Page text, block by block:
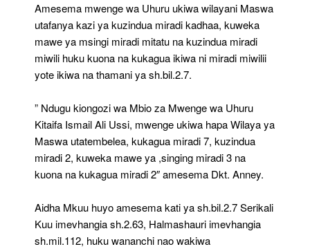
Amesema mwenge wa Uhuru ukiwa wilayani Maswa
utafanya kazi ya kuzindua miradi kadhaa, kuweka
mawe ya msingi miradi mitatu na kuzindua miradi
miwili huku kuona na kukagua ikiwa ni miradi miwilii
yote ikiwa na thamani ya sh.bil.2.7.
” Ndugu kiongozi wa Mbio za Mwenge wa Uhuru
Kitaifa Ismail Ali Ussi, mwenge ukiwa hapa Wilaya ya
Maswa utatembelea, kukagua miradi 7, kuzindua
miradi 2, kuweka mawe ya ,singing miradi 3 na
kuona na kukagua miradi 2″ amesema Dkt. Anney.
Aidha Mkuu huyo amesema kati ya sh.bil.2.7 Serikali
Kuu imevhangia sh.2.63, Halmashauri imevhangia
sh.mil.112, huku wananchi nao wakiwa